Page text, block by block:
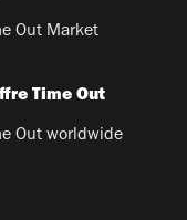
Out Market
Time Out
Out worldwide